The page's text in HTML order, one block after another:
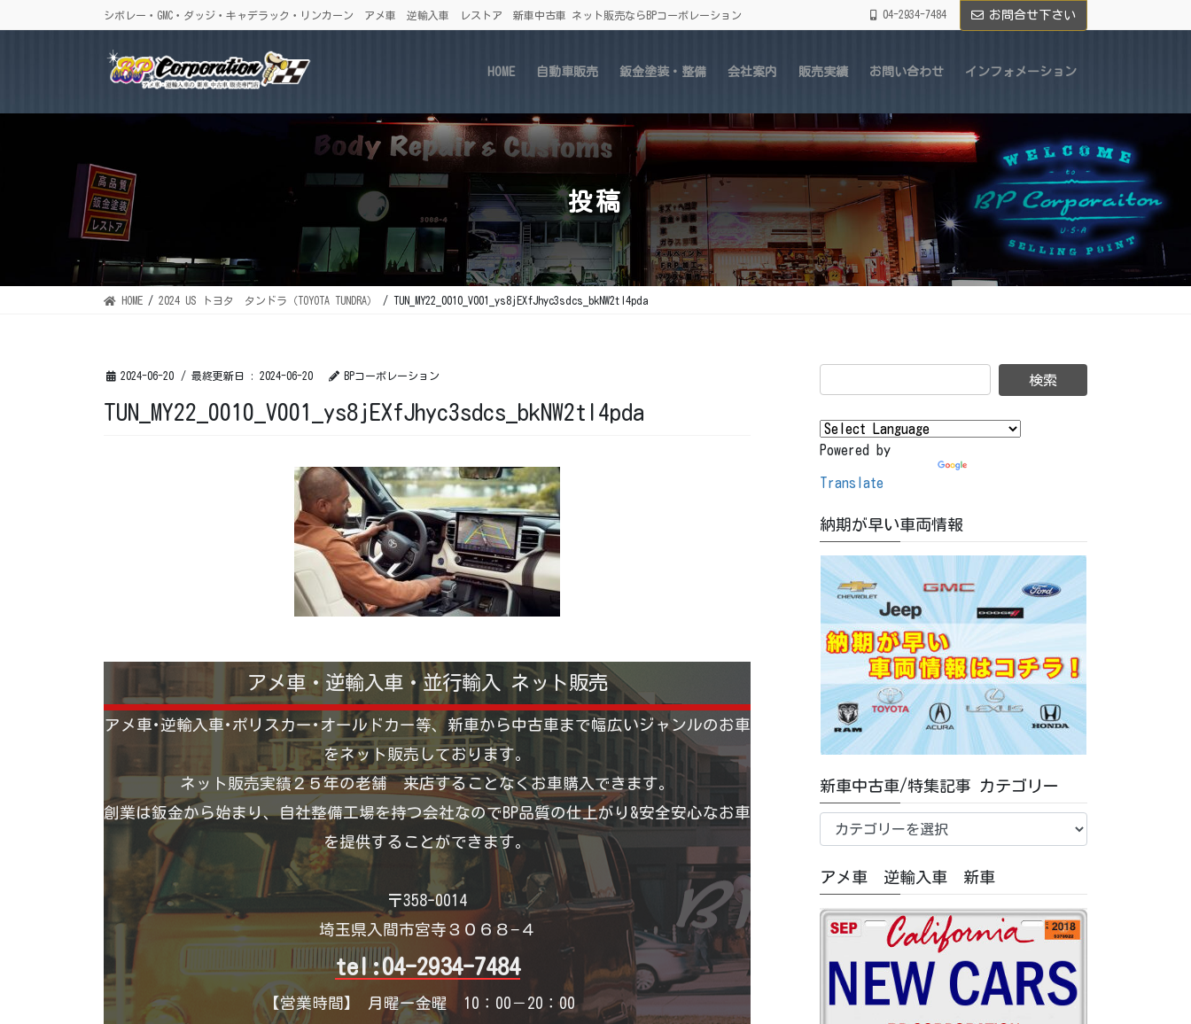
ン
に
ビ
ョ
シボレー・GMC・ダッジ・キャデラック・リンカーン アメ車 逆輸入車 レストア 新車中古車 ネット販売ならBPコーポレーション 04-2934-7484 お問合せ下さい
HOME 自動車販売 鈑金塗装・整備 会社案内 販売実績 お問い合わせ インフォメーション
投稿
HOME 2024 US トヨタ タンドラ（TOYOTA TUNDRA） TUN_MY22_0010_V001_ys8jEXfJhyc3sdcs_bkNW2tl4pda
2024-06-20 / 最終更新日 : 2024-06-20 BPコーポレーション
TUN_MY22_0010_V001_ys8jEXfJhyc3sdcs_bkNW2tl4pda
アメ車・逆輸入車・並行輸入 ネット販売
アメ車･逆輸入車･ポリスカー･オールドカー等、新車から中古車まで幅広いジャンルのお車
をネット販売しております。
ネット販売実績２５年の老舗 来店することなくお車購入できます。
創業は鈑金から始まり、自社整備工場を持つ会社なのでBP品質の仕上がり&安全安心なお車
を提供することができます。
〒358-0014
埼玉県入間市宮寺３０６８−４
tel:04-2934-7484
【営業時間】 月曜ー金曜 10：00－20：00
Powered by
Translate
納期が早い車両情報
新車中古車/特集記事 カテゴリー
車
古
車/
特
アメ車 逆輸入車 新車